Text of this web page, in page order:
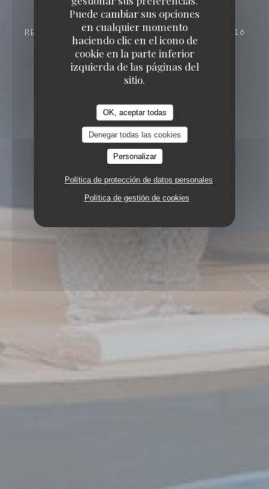
Puede cambiar sus opciones
en cualquier momento
haciendo clic en el icono de
cookie en la parte inferior
izquierda de las páginas del
sitio.
OK, aceptar todas
Denegar todas las cookies
Personalizar
Política de protección de datos personales
Política de gestión de cookies
RESTAURANTE GOURMET ECOLÓGICO
116
AVENUE VICTOR HUGO 26000 VALENCE